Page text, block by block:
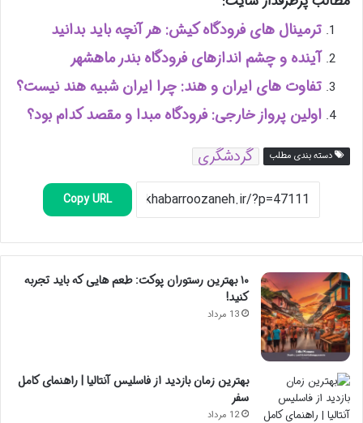
ترمینال های فرودگاه کیش: هر آنچه باید بدانید
آینده و چشم اندازهای فرودگاه بندر ماهشهر
تفاوت های ایران و هند: چرا ایران شبیه هند نیست؟
اولین پرواز خارجی: فرودگاه مبدا و مقصد کدام بود؟
دسته بندی مطلب گردشگری
Copy URL
۱۰ بهترین رستوران پوکت: طعم هایی که باید تجربه
کنید!
13 مرداد
بهترین زمان بازدید از فاسلیس آنتالیا | راهنمای کامل
سفر
12 مرداد